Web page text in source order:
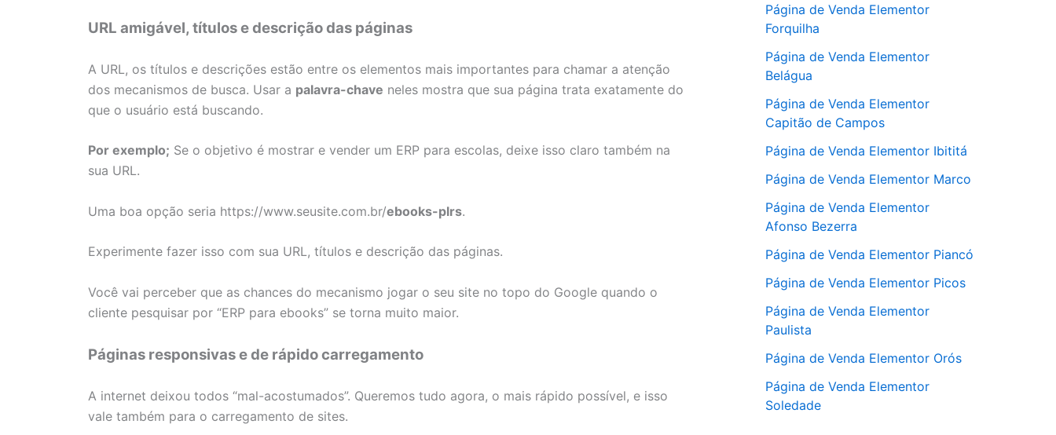
URL amigável, títulos e descrição das páginas
A URL, os títulos e descrições estão entre os elementos mais importantes para chamar a atenção
dos mecanismos de busca. Usar a palavra-chave neles mostra que sua página trata exatamente do
que o usuário está buscando.
Por exemplo; Se o objetivo é mostrar e vender um ERP para escolas, deixe isso claro também na
sua URL.
Uma boa opção seria https://www.seusite.com.br/ebooks-plrs.
Experimente fazer isso com sua URL, títulos e descrição das páginas.
Você vai perceber que as chances do mecanismo jogar o seu site no topo do Google quando o
cliente pesquisar por “ERP para ebooks” se torna muito maior.
Páginas responsivas e de rápido carregamento
A internet deixou todos “mal-acostumados”. Queremos tudo agora, o mais rápido possível, e isso
vale também para o carregamento de sites.
Página de Venda Elementor
Forquilha
Página de Venda Elementor
Belágua
Página de Venda Elementor
Capitão de Campos
Página de Venda Elementor Ibititá
Página de Venda Elementor Marco
Página de Venda Elementor
Afonso Bezerra
Página de Venda Elementor Piancó
Página de Venda Elementor Picos
Página de Venda Elementor
Paulista
Página de Venda Elementor Orós
Página de Venda Elementor
Soledade